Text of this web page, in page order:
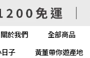
關於我們 全部商品
子
黃董帶你遊產地